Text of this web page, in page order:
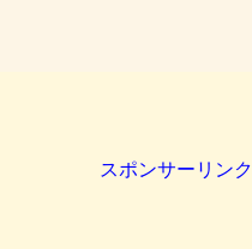
スポンサーリンク